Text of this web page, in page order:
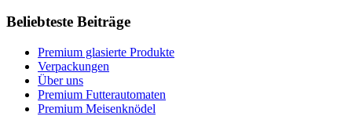
Beliebteste Beiträge
Premium glasierte Produkte
Verpackungen
Über uns
Premium Futterautomaten
Premium Meisenknödel